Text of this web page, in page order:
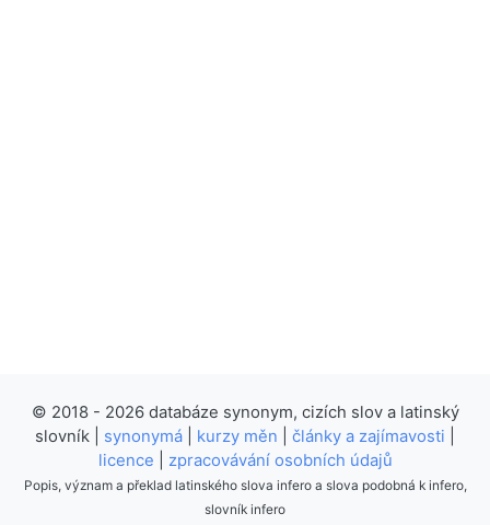
© 2018 - 2026 databáze synonym, cizích slov a latinský
slovník | synonymá kurzy měn články a zajímavosti
licence
zpracovávání osobních údajů
Popis, význam a překlad latinského slova infero a slova podobná k infero,
slovník infero